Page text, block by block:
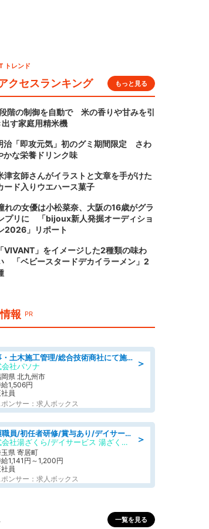
トレンド
クセスランキング もっと見る
階の制御を自動で 米の香りや甘みを引
出す家庭用精米機
治「即攻元気」初のグミ期間限定 さわ
かな栄養ドリンク味
津玄師さんがイラストと文章を手がけた
ード入りウエハース菓子
れの女優は小松菜奈、大阪の16歳がグラ
プリに 「bijoux新人発掘オーディショ
2026」リポート
「VIVANT」をイメージした2種類の味わ
「ベビースタードデカイラーメン」2
報 PR
＞
工事・土木施工管理/総合技術商社にて施工管理のお仕事/即日勤務可/車通勤可/工事・土木施工管理/生産・品質管理
会社パソナ
県 北九州市
1,506円
員
ポンサー：求人ボックス
＞
介護職員/初任者研修/賞与あり/デイサービスの介護士/日勤のみ
株式会社湯ざくら/デイサービス 湯ざくらケアリゾート
県 寄居町
1,141円～1,200円
員
ポンサー：求人ボックス
一覧を見る